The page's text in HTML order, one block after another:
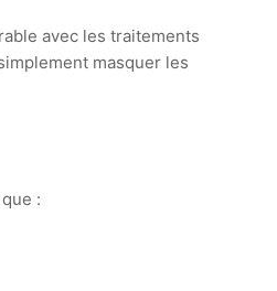
avec les traitements
masquer les
: